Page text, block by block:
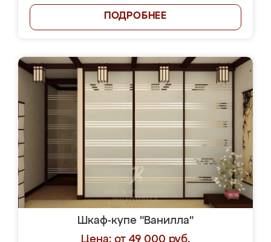
ПОДРОБНЕЕ
Шкаф-купе "Ванилла"
Цена: от 49 000 руб.